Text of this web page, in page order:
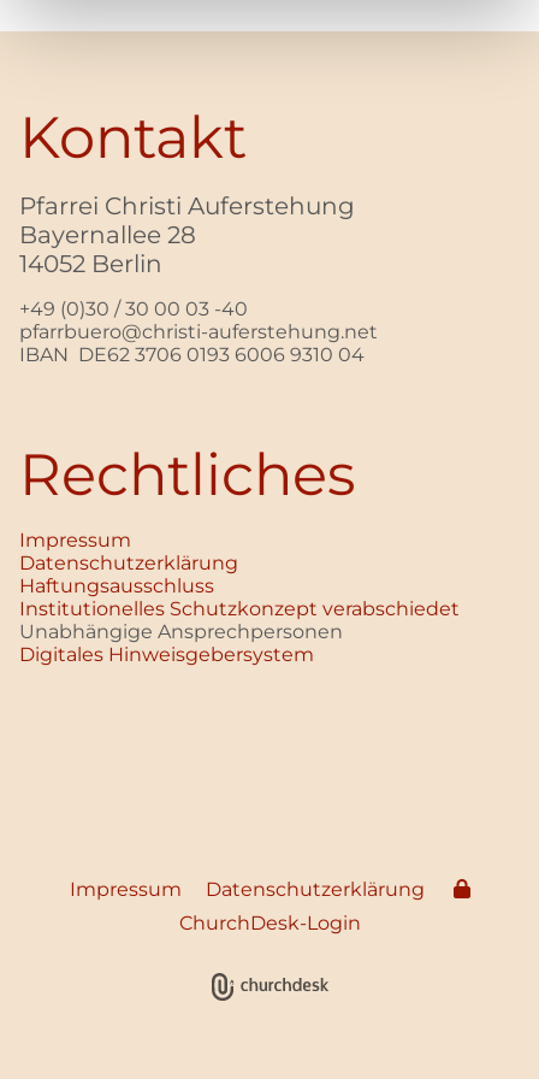
Kontakt
Pfarrei Christi Auferstehung
Bayernallee 28
14052 Berlin
+49 (0)30 / 30 00 03 -40
pfarrbuero@christi-auferstehung.net
IBAN DE62 3706 0193 6006 9310 04
Rechtliches
Impressum
Datenschutz­erklärung
Haftungsausschluss
Institutionelles Schutzkonzept verabschiedet
Unabhängige Ansprechpersonen
Digitales Hinweisgebersystem
Impressum
Datenschutzerklärung
ChurchDesk-Login